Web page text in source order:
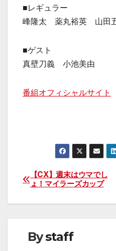
■レギュラー
峰隆太 薬丸裕英 山田
■ゲスト
真壁刀義 小池美由
番組オフィシャルサイト
投
稿
ビ
【CX】週末はウマでし
ょ！マイラーズカップ
Bystaff